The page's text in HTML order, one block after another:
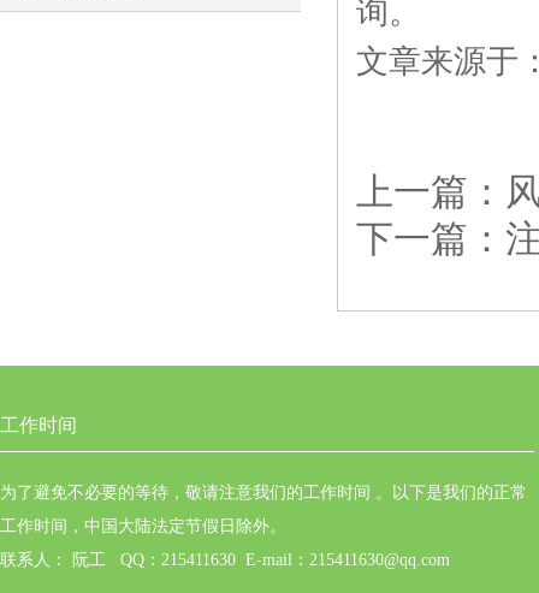
询。
文章来源于
上一篇：
下一篇：
工作时间
为了避免不必要的等待，敬请注意我们的工作时间 。以下是我们的正常
工作时间，中国大陆法定节假日除外。
联系人： 阮工 QQ：215411630 E-mail：215411630@qq.com